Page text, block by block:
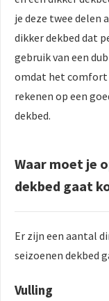
je deze twee delen
dikker dekbed dat
gebruik van een
omdat het comfort
rekenen op een
dekbed.
Waar moet je
dekbed gaat
Er zijn een aantal
seizoenen dekbed
Vulling